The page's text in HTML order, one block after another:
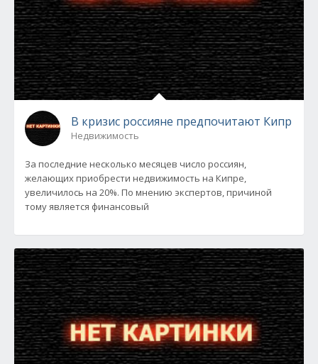
В кризис россияне предпочитают Кипр
Недвижимость
За последние несколько месяцев число россиян,
желающих приобрести недвижимость на Кипре,
увеличилось на 20%. По мнению экспертов, причиной
тому является финансовый